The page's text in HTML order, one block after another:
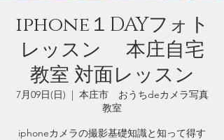
iphone１DAYフォト
レッスン 本庄自宅
教室 対面レッスン
7月09日(日)
  |
本庄市 おうちdeカメラ写真
教室
iphoneカメラの撮影基礎知識と知って得す